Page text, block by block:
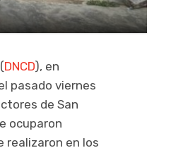
DNCD), en
pasado viernes
de San
ocuparon
en los